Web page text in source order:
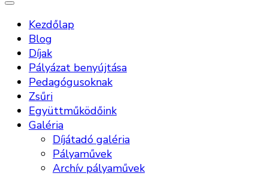
Kezdőlap
Blog
Díjak
Pályázat benyújtása
Pedagógusoknak
Zsűri
Együttműködőink
Galéria
Díjátadó galéria
Pályaművek
Archív pályaművek